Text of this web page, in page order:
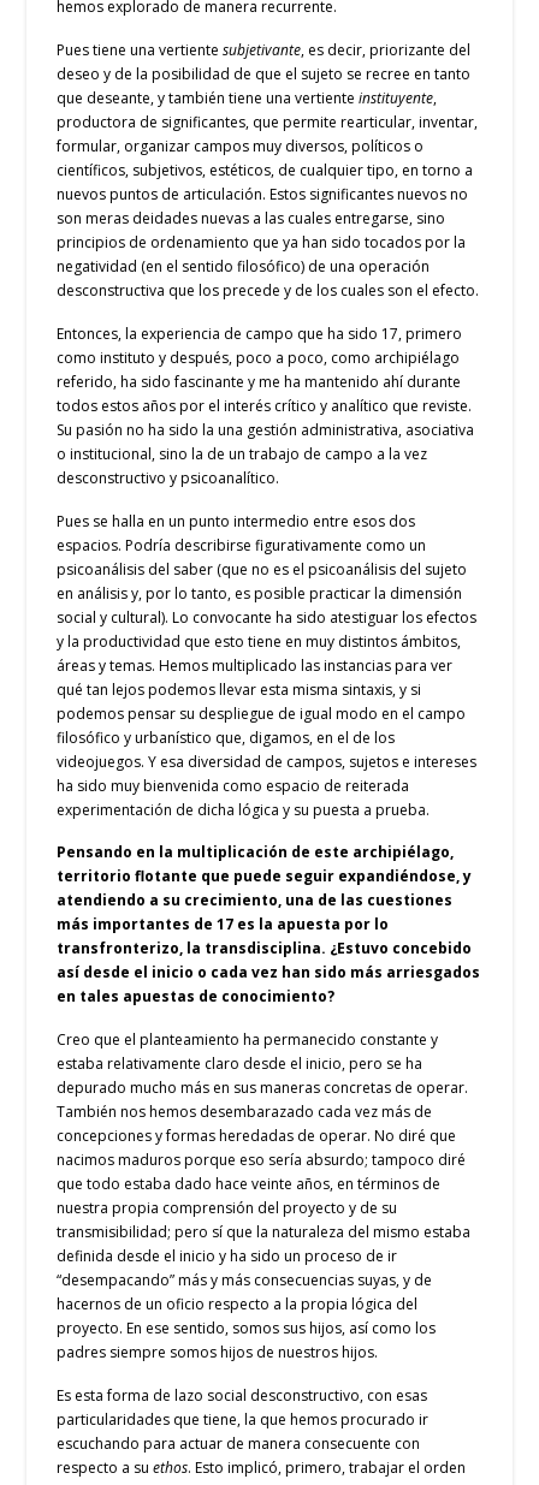
hemos explorado de manera recurrente.
Pues tiene una vertientesubjetivante, es decir, priorizante del
deseo y de la posibilidad de que el sujeto se recree en tanto
que deseante, y también tiene una vertienteinstituyente,
productora de significantes, que permite rearticular, inventar,
formular, organizar campos muy diversos, políticos o
científicos, subjetivos, estéticos, de cualquier tipo, en torno a
nuevos puntos de articulación. Estos significantes nuevos no
son meras deidades nuevas a las cuales entregarse, sino
principios de ordenamiento que ya han sido tocados por la
negatividad (en el sentido filosófico) de una operación
desconstructiva que los precede y de los cuales son el efecto.
Entonces, la experiencia de campo que ha sido 17, primero
como instituto y después, poco a poco, como archipiélago
referido, ha sido fascinante y me ha mantenido ahí durante
todos estos años por el interés crítico y analítico que reviste.
Su pasión no ha sido la una gestión administrativa, asociativa
o institucional, sino la de un trabajo de campo a la vez
desconstructivo y psicoanalítico.
Pues se halla en un punto intermedio entre esos dos
espacios. Podría describirse figurativamente como un
psicoanálisis del saber (que no es el psicoanálisis del sujeto
en análisis y, por lo tanto, es posible practicar la dimensión
social y cultural). Lo convocante ha sido atestiguar los efectos
y la productividad que esto tiene en muy distintos ámbitos,
áreas y temas. Hemos multiplicado las instancias para ver
qué tan lejos podemos llevar esta misma sintaxis, y si
podemos pensar su despliegue de igual modo en el campo
filosófico y urbanístico que, digamos, en el de los
videojuegos. Y esa diversidad de campos, sujetos e intereses
ha sido muy bienvenida como espacio de reiterada
experimentación de dicha lógica y su puesta a prueba.
Pensando en la multiplicación de este archipiélago,
territorio flotante que puede seguir expandiéndose, y
atendiendo a su crecimiento, una de las cuestiones
más importantes de 17 es la apuesta por lo
transfronterizo, la transdisciplina. ¿Estuvo concebido
así desde el inicio o cada vez han sido más arriesgados
en tales apuestas de conocimiento?
Creo que el planteamiento ha permanecido constante y
estaba relativamente claro desde el inicio, pero se ha
depurado mucho más en sus maneras concretas de operar.
También nos hemos desembarazado cada vez más de
concepciones y formas heredadas de operar. No diré que
nacimos maduros porque eso sería absurdo; tampoco diré
que todo estaba dado hace veinte años, en términos de
nuestra propia comprensión del proyecto y de su
transmisibilidad; pero sí que la naturaleza del mismo estaba
definida desde el inicio y ha sido un proceso de ir
“desempacando” más y más consecuencias suyas, y de
hacernos de un oficio respecto a la propia lógica del
proyecto. En ese sentido, somos sus hijos, así como los
padres siempre somos hijos de nuestros hijos.
Es esta forma de lazo social desconstructivo, con esas
particularidades que tiene, la que hemos procurado ir
escuchando para actuar de manera consecuente con
respecto a suethos. Esto implicó, primero, trabajar el orden